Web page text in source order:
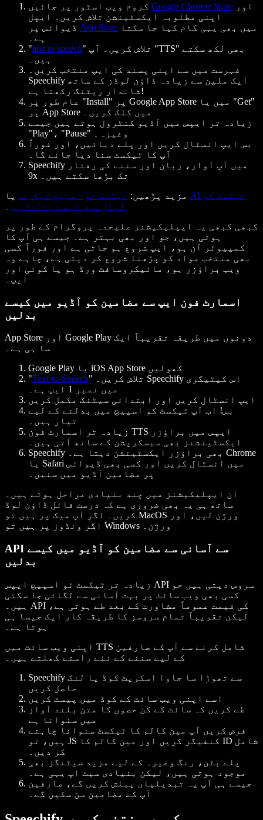
Google Chrome Store
اپنی مطلوبہ ایکسٹینشن تلاش کریں۔ ایپل
App Store
ہے۔
"text to speech " تلاش کریں۔ آپ "TTS" بھی لکھ سکتے
ہیں۔
فہرست میں سے اپنی پسند کی ایپ منتخب کریں۔
Speechify ایک ملین سے زیادہ ڈاؤن لوڈز کے ساتھ
شاندار ریٹنگ رکھتا ہے!
عام طور پر "Install " پر Google App Store میں یا "Get"
پر App Store میں کلک کریں۔
زیادہ تر ایپس میں آڈیو کنٹرول ہوتے ہیں جیسے
"Play"، "Pause
" وغیرہ۔
بس ایپ انسٹال کریں اور پلے دبائیں، اور فوراً
آپ کا ٹیکسٹ سنا دیا جائے گا۔
Speechify میں آپ آواز، زبان اور سننے کی رفتار
9x تک بڑھا سکتے ہیں۔
مزید پڑھیں: ٹیکسٹ ٹو اسپیچ کیا ہے
AI ٹیکسٹ کو
آواز میں کیسے بدلتا ہے
کبھی کبھی یہ ایپلیکیشنز علیحدہ پروگرام کے طور پر
ہوتی ہیں، جو اور بھی بہتر ہے۔ جیسے ہی آپ کا
کمپیوٹر آن ہو، ایپ شروع ہو جاتی ہے اور فوراً کسی
بھی منتخب مواد کو پڑھنا شروع کر دیتی ہے، چاہے وہ
ویب براؤزر ہو، مائیکروسافٹ ورڈ ہو یا کوئی اور
ایپ۔
اسمارٹ فون ایپ سے مضامین کو آڈیو میں کیسے
بدلیں
App Store اور Google Play دونوں میں طریقہ تقریباً ایک
سا ہی ہے۔
Google Play یا iOS App Store کھولیں
"Text-to-Speech" تلاش کریں۔ Speechify اس کیٹیگری
میں نمبر 1 ایپ ہے۔
ایپ انسٹال کریں اور ابتدائی سیٹنگ مکمل کریں
بس! اب آپ ٹیکسٹ کو اسپیچ میں بدلنے کے لیے
تیار ہیں۔
زیادہ تر اسمارٹ فون TTS ایپس میں براؤزر
ایکسٹینشنز بھی سبسکرپشن کے ساتھ آتی ہیں۔
Speechify بھی براؤزر ایکسٹینشن دیتا ہے۔ Chrome
یا Safari میں انسٹال کریں اور کسی بھی ڈیوائس
پر مضامین آڈیو میں سنیں۔
ان ایپلیکیشنز میں چند بنیادی مراحل ہوتے ہیں۔
ساتھ ہی یہ بھی ضروری ہے کہ درست فائل ڈاؤن لوڈ
کریں۔ اگر آپ میک پر ہیں تو MacOS ورژن لیں، اور
اگر ونڈوز پر ہیں تو Windows ورژن۔
API سے آسانی سے مضامین کو آڈیو میں کیسے
بدلیں
زیادہ تر ٹیکسٹ ٹو اسپیچ ایپس API سروس دیتی ہیں جو
کسی بھی ویب سائٹ پر بہت آسانی سے لگائی جا سکتی
ہیں۔ API کی قیمت عموماً مشاورت کے بعد طے ہوتی ہے،
لیکن تقریباً تمام سروسز کا طریقہ کار ایک جیسا ہی
ہوتا ہے۔
اپنی ویب سائٹ میں TTS شامل کرنے سے آپ کے صارفین
کے لیے سننے کے نئے راستے کھلتے ہیں۔
Speechify سے تھوڑا سا جاوا اسکرپٹ کوڈ یا لنک
حاصل کریں
اسے اپنی ویب سائٹ کے کوڈ میں پیسٹ کریں
طے کریں کہ سائٹ کے کن حصوں کا متن بلند آواز
میں سنوانا ہے
فرض کریں آپ مین کالم کا ٹیکسٹ سنوانا چاہتے
ہیں، تو JS کنفیگر کریں اور مین کالم کا ID شامل
کر دیں۔
پلے بٹن، رنگ وغیرہ کے لیے مزید سیٹنگز بھی
موجود ہوتی ہیں، لیکن بنیادی سیٹ اپ یہی ہے۔
جیسے ہی آپ یہ تبدیلیاں پبلش کریں گے، صارفین
آپ کے مضامین سن سکیں گے۔